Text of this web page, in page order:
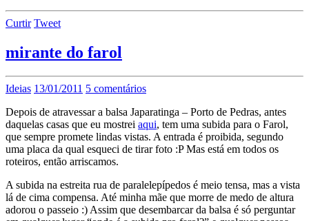
Curtir Tweet
mirante do farol
Ideias 13/01/2011 5 comentários
Depois de atravessar a balsa Japaratinga – Porto de Pedras, antes
daquelas casas que eu mostrei aqui, tem uma subida para o Farol,
que sempre promete lindas vistas. A entrada é proibida, segundo
uma placa da qual esqueci de tirar foto :P Mas está em todos os
roteiros, então arriscamos.
A subida na estreita rua de paralelepípedos é meio tensa, mas a vista
lá de cima compensa. Até minha mãe que morre de medo de altura
adorou o passeio :) Assim que desembarcar da balsa é só perguntar